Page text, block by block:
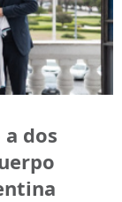
dos